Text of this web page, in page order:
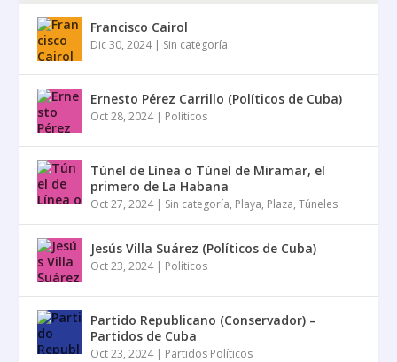
Francisco Cairol
Dic 30, 2024| Sin categoría
Ernesto Pérez Carrillo (Políticos de Cuba)
Oct 28, 2024| Políticos
Túnel de Línea o Túnel de Miramar, el
primero de La Habana
Oct 27, 2024| Sin categoría, Playa, Plaza,Túneles
Jesús Villa Suárez (Políticos de Cuba)
Oct 23, 2024| Políticos
Partido Republicano (Conservador) –
Partidos de Cuba
Oct 23, 2024| Partidos Políticos